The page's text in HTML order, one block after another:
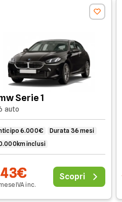
Serie 1
auto
6.000€
Durata 36 mesi
inclusi
IVAinc.
Scopri